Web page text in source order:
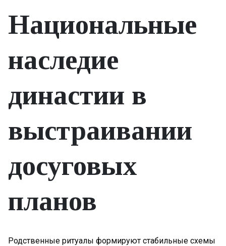
Национальные
наследие
династии в
выстраивании
досуговых
планов
Родственные ритуалы формируют стабильные схемы